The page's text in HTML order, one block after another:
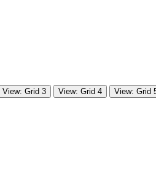
View: Grid 3 View: Grid 4 View: Grid